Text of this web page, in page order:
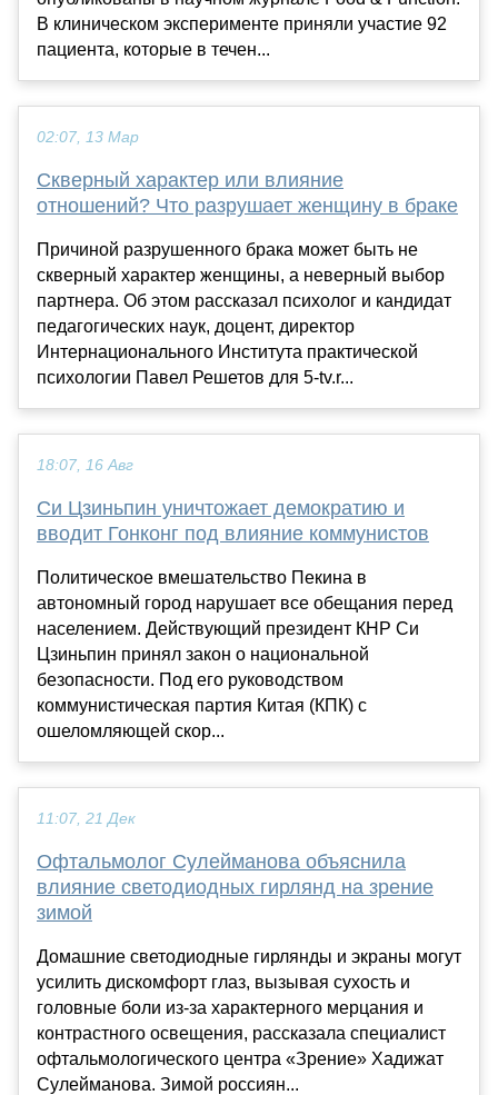
В клиническом эксперименте приняли участие 92
пациента, которые в течен...
02:07, 13 Мар
Скверный характер или влияние
отношений? Что разрушает женщину в браке
Причиной разрушенного брака может быть не
скверный характер женщины, а неверный выбор
партнера. Об этом рассказал психолог и кандидат
педагогических наук, доцент, директор
Интернационального Института практической
психологии Павел Решетов для 5-tv.r...
18:07, 16 Авг
Си Цзиньпин уничтожает демократию и
вводит Гонконг под влияние коммунистов
Политическое вмешательство Пекина в
автономный город нарушает все обещания перед
населением. Действующий президент КНР Си
Цзиньпин принял закон о национальной
безопасности. Под его руководством
коммунистическая партия Китая (КПК) с
ошеломляющей скор...
11:07, 21 Дек
Офтальмолог Сулейманова объяснила
влияние светодиодных гирлянд на зрение
зимой
Домашние светодиодные гирлянды и экраны могут
усилить дискомфорт глаз, вызывая сухость и
головные боли из-за характерного мерцания и
контрастного освещения, рассказала специалист
офтальмологического центра «Зрение» Хадижат
Сулейманова. Зимой россиян...